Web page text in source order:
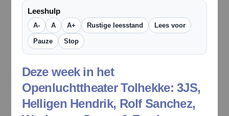
Leeshulp
A- A A+ Rustige leesstand Lees voor
Pauze Stop
Deze week in het
Openluchttheater Tolhekke: 3JS,
Helligen Hendrik, Rolf Sanchez,